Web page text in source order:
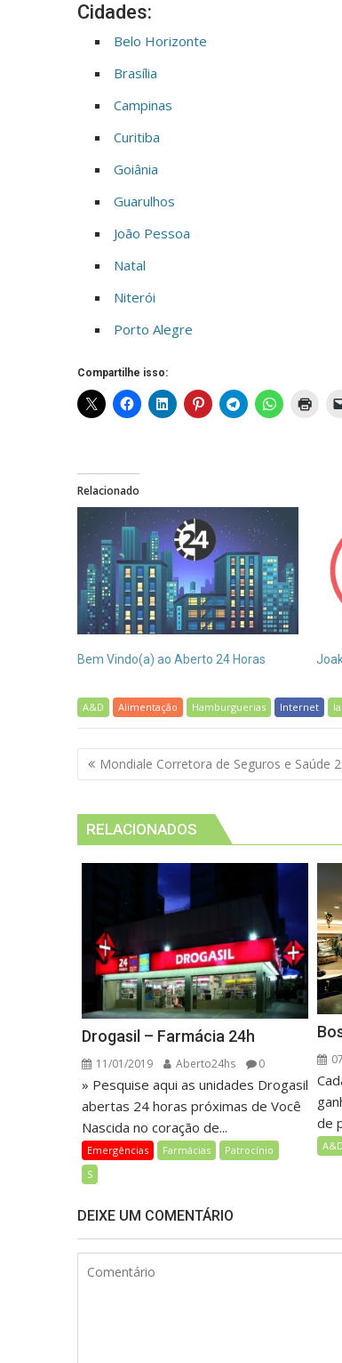
Cidades:
Belo Horizonte
Brasília
Campinas
Curitiba
Goiânia
Guarulhos
João Pessoa
Natal
Niterói
Porto Alegre
Compartilhe isso:
Relacionado
Bem Vindo(a) ao Aberto 24 Horas
A&D Alimentação Hamburguerias Internet
Navegação
de
Mondiale Corretora de Seguros e Saúde
RELACIONADOS
Drogasil – Farmácia 24h
11/01/2019 Aberto24hs 0
» Pesquise aqui as unidades Drogasil
abertas 24 horas próximas de Você
Nascida no coração de...
Emergências Farmácias
Patrocínio
S
de
A&D
DEIXE UM COMENTÁRIO